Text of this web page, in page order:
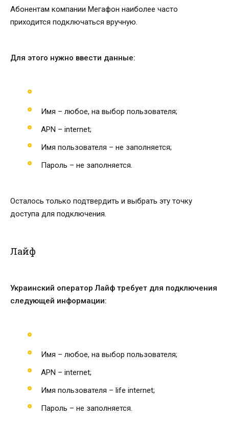
Абонентам компании Мегафон наиболее часто
приходится подключаться вручную.
Для этого нужно ввести данные:
Имя – любое, на выбор пользователя;
APN – internet;
Имя пользователя – не заполняется;
Пароль – не заполняется.
Осталось только подтвердить и выбрать эту точку
доступа для подключения.
Лайф
Украинский оператор Лайф требует для подключения
следующей информации:
Имя – любое, на выбор пользователя;
APN – internet;
Имя пользователя – life internet;
Пароль – не заполняется.